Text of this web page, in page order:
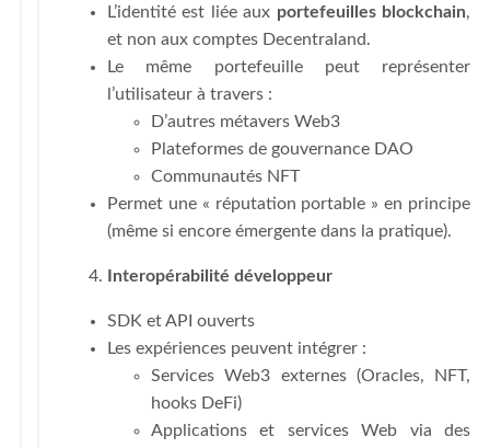
L’identité est liée aux portefeuilles blockchain,
et non aux comptes Decentraland.
Le même portefeuille peut représenter
l’utilisateur à travers :
D’autres métavers Web3
Plateformes de gouvernance DAO
Communautés NFT
Permet une « réputation portable » en principe
(même si encore émergente dans la pratique).
Interopérabilité développeur
SDK et API ouverts
Les expériences peuvent intégrer :
Services Web3 externes (Oracles, NFT,
hooks DeFi)
Applications et services Web via des